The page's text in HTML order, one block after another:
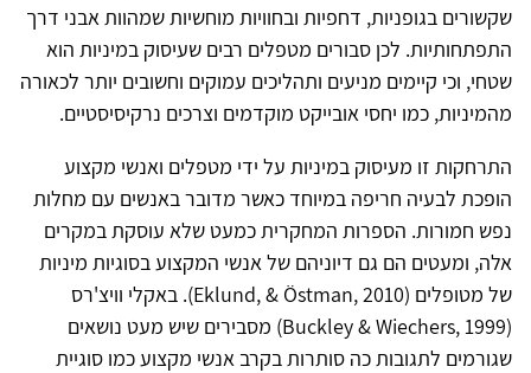
שקשורים בגופניות, דחפיות ובחוויות מוחשיות שמהוות אבני דרך
התפתחותיות. לכן סבורים מטפלים רבים שעיסוק במיניות הוא
שטחי, וכי קיימים מניעים ותהליכים עמוקים וחשובים יותר לכאורה
מהמיניות, כמו יחסי אובייקט מוקדמים וצרכים נרקיסיסטיים.
התרחקות זו מעיסוק במיניות על ידי מטפלים ואנשי מקצוע
הופכת לבעיה חריפה במיוחד כאשר מדובר באנשים עם מחלות
נפש חמורות. הספרות המחקרית כמעט שלא עוסקת במקרים
אלה, ומעטים הם גם דיוניהם של אנשי המקצוע בסוגיות מיניות
של מטופלים (Eklund, & Östman, 2010). באקלי וויצ'רס
(Buckley & Wiechers, 1999) מסבירים שיש מעט נושאים
שגורמים לתגובות כה סותרות בקרב אנשי מקצוע כמו סוגיית